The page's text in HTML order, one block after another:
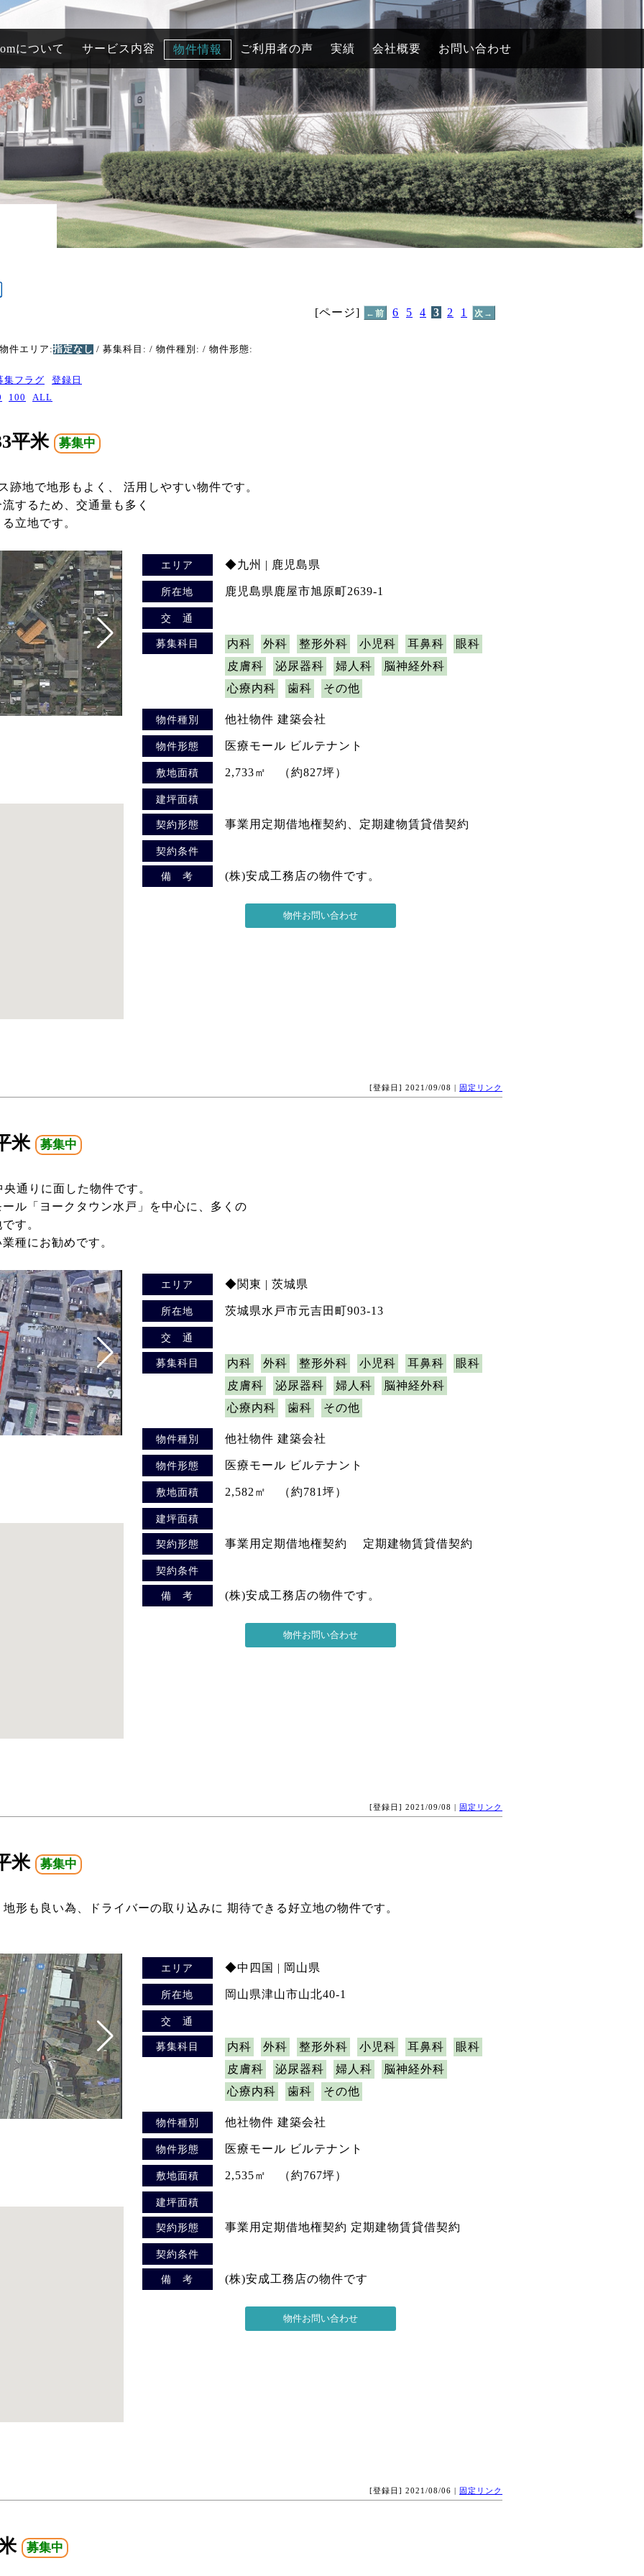
について サービス内容 物件情報 ご利用者の声 実績 会社概要 お問い合わせ
[ページ] ←前 6 5 4 3 2 1 次→
件エリア:指定なし / 募集科目: / 物件種別: / 物件形態:
集フラグ
登録日
100 ALL
平米 募集中
跡地で地形もよく、 活用しやすい物件です。
するため、交通量も多く
立地です。
エリア ◆九州 | 鹿児島県
所在地 鹿児島県鹿屋市旭原町2639-1
交 通
募集科目 内科 外科 整形外科 小児科 耳鼻科
眼科
皮膚科
泌尿器科 婦人科
脳神経外科
心療内科
歯科 その他
物件種別 他社物件 建築会社
物件形態 医療モール ビルテナント
敷地面積 2,733㎡ （約827坪）
建坪面積
契約形態 事業用定期借地権契約、定期建物賃貸借契約
契約条件
備 考 (株)安成工務店の物件です。
[登録日] 2021/09/08 | 固定リンク
米 募集中
通りに面した物件です。
ル「ヨークタウン水戸」を中心に、多くの
す。
種にお勧めです。
エリア ◆関東 | 茨城県
所在地 茨城県水戸市元吉田町903-13
交 通
募集科目 内科 外科 整形外科 小児科 耳鼻科
眼科
皮膚科
泌尿器科 婦人科
脳神経外科
心療内科
歯科 その他
物件種別 他社物件 建築会社
物件形態 医療モール ビルテナント
敷地面積 2,582㎡ （約781坪）
建坪面積
契約形態 事業用定期借地権契約 定期建物賃貸借契約
契約条件
備 考 (株)安成工務店の物件です。
[登録日] 2021/09/08 | 固定リンク
米 募集中
形も良い為、ドライバーの取り込みに 期待できる好立地の物件です。
エリア ◆中四国 | 岡山県
所在地 岡山県津山市山北40-1
交 通
募集科目 内科 外科 整形外科 小児科 耳鼻科
眼科
皮膚科
泌尿器科 婦人科
脳神経外科
心療内科
歯科 その他
物件種別 他社物件 建築会社
物件形態 医療モール ビルテナント
敷地面積 2,535㎡ （約767坪）
建坪面積
契約形態 事業用定期借地権契約 定期建物賃貸借契約
契約条件
備 考 (株)安成工務店の物件です
[登録日] 2021/08/06 | 固定リンク
募集中